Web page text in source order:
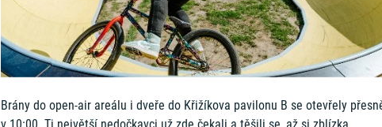
Brány do open-air areálu i dveře do Křižíkova pavilonu B se otevřely